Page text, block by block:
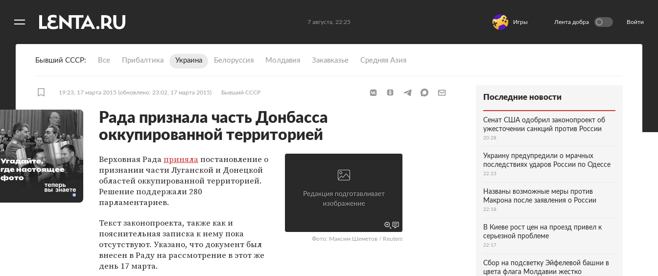
7 августа, 22:25 Игры Лента добра Войти
Бывший СССР Все Прибалтика Украина Белоруссия Молдавия Закавказье Средняя Азия
19:23, 17 марта 2015 (обновлено: 23:02, 17 марта 2015) Бывший СССР
Рада признала часть Донбасса
оккупированной территорией
Фото: Максим Шеметов / Reuters
Верховная Радапринялапостановление о
признании части Луганской и Донецкой
областей оккупированной территорией.
Решение поддержали 280
парламентариев.
Текст законопроекта, также как и
пояснительная записка к нему пока
отсутствуют. Указано, что документ был
внесен в Раду на рассмотрение в этот же
день 17 марта.
Угадайте,
где настоящее
фото
Последние новости
Сенат США одобрил законопроект об
ужесточении санкций против России
20:28
Украину предупредили о мрачных
последствиях ударов России по Одессе
22:23
Названы возможные меры против
Макрона после заявления о России
22:18
В Киеве рост цен на проезд привел к
серьезной проблеме
22:17
Сбор на подсветку Эйфелевой башни в
цвета флага Молдавии жестко